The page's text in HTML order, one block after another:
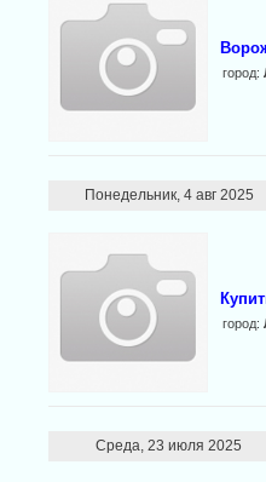
город:
Понедельник, 4 авг 2025
город:
Среда, 23 июля 2025